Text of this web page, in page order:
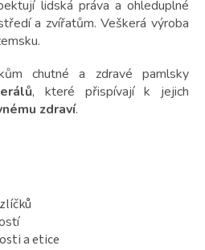
lidská práva a ohleduplné
a zvířatům. Veškerá výroba
chutné a zdravé pamlsky
, které přispívají k jejich
zdraví.
a etice